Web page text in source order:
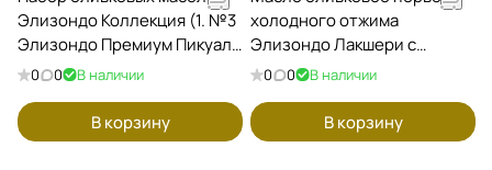
Элизондо Коллекция (1. №3
Элизондо Премиум Пикуаль
2. Элизондо Роял 3.
чёрным трюфелем)
ELIZONDO, 3x200мл /
0 0 В наличии
В корзину
холодного отжима
Элизондо Лакшери с
чёрным трюфелем
0 0 В наличии
В корзину